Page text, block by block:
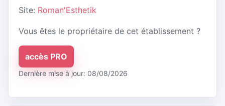
Site: Roman'Esthetik
Vous êtes le propriétaire de cet établissement ?
accès PRO
Dernière mise à jour: 08/08/2026